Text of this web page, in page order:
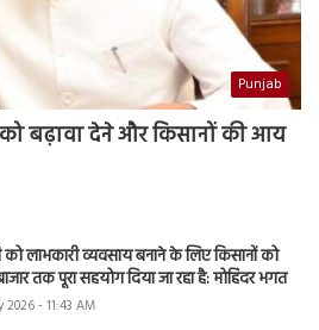
Punjab
बढ़ावा देने और किसानों की आय
को लाभकारी व्यवसाय बनाने के लिए किसानों को
तक पूरा सहयोग दिया जा रहा है: मोहिंदर भगत
2026 - 11:43 AM